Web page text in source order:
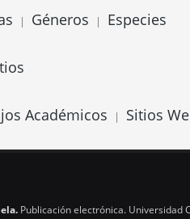
| Géneros | Especies
Académicos | Sitios
Publicación electrónica. Universidad